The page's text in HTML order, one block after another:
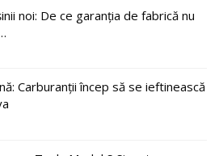
noi: De ce garanția de fabrică nu
Carburanții încep să se ieftinească